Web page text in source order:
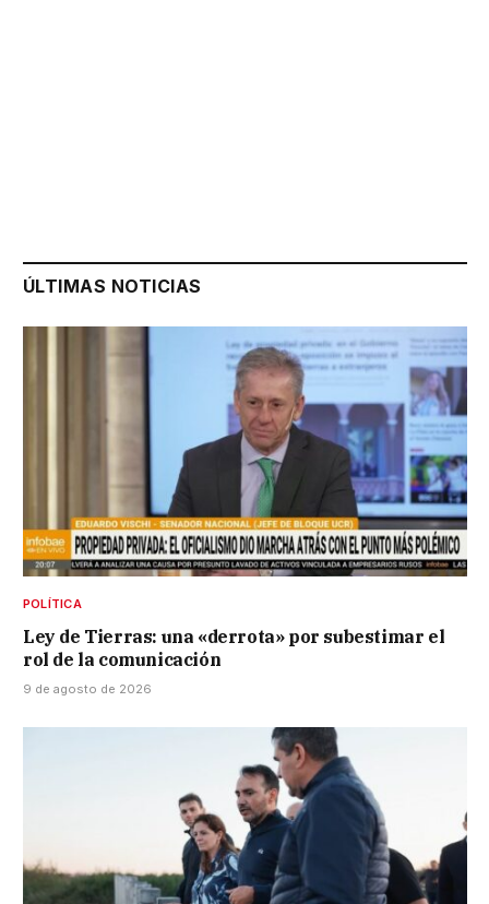
ÚLTIMAS NOTICIAS
POLÍTICA
Ley de Tierras: una «derrota» por subestimar el
rol de la comunicación
9 de agosto de 2026